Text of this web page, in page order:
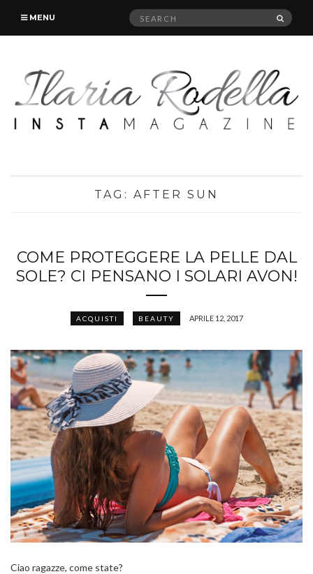
MENU
Search
TAG: AFTER SUN
COME PROTEGGERE LA PELLE DAL
SOLE? CI PENSANO I SOLARI AVON!
ACQUISTI BEAUTY APRILE 12, 2017
Ciao ragazze, come state?